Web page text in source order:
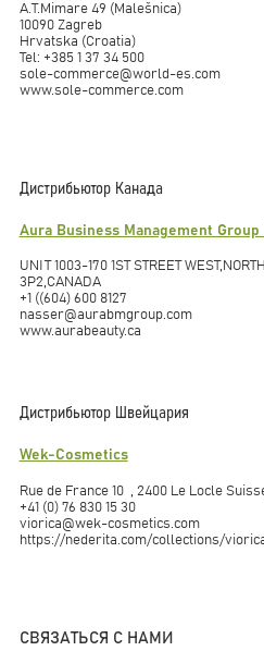
A.T.Mimare 49 (Malešnica)
10090 Zagreb
Hrvatska (Croatia)
Tel: +385 1 37 34 500
sole-commerce@world-es.com
www.sole-commerce.com
Дистрибьютор Канада
Aura Business Management Group
UNIT 1003-170 1ST STREET
3P2,CANADA
+1 ((604) 600 8127
nasser@aurabmgroup.com
www.aurabeauty.ca
Дистрибьютор Швейцария
Wek-Cosmetics
Rue de France 10 , 2400 Le Locle
+41 (0) 76 830 15 30
viorica@wek-cosmetics.com
https://nederita.com/collections/
СВЯЗАТЬСЯ С НАМИ